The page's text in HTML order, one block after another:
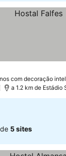
com decoração
a 1.2 km de Estádio
5 sites